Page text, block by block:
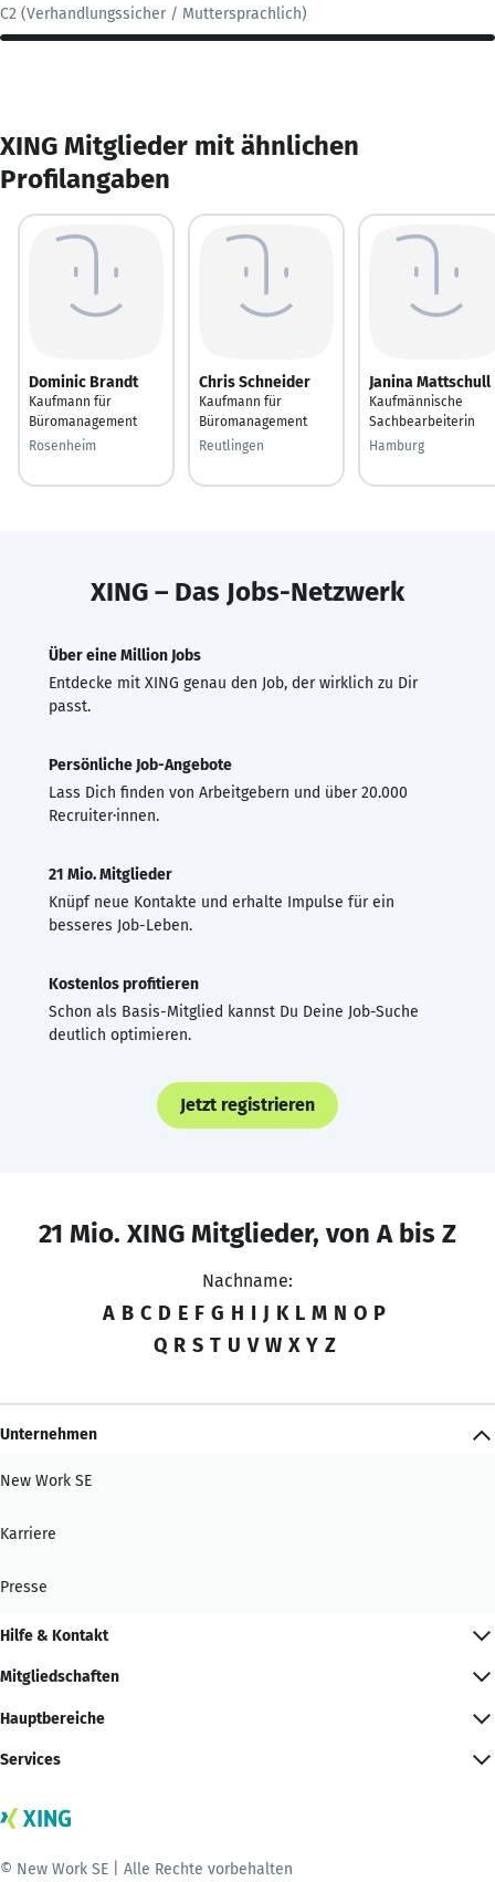
C2 (Verhandlungssicher / Muttersprachlich)
XING Mitglieder mit ähnlichen
Profilangaben
Dominic Brandt
Kaufmann für
Büromanagement
Rosenheim
Chris Schneider
Kaufmann für
Büromanagement
Reutlingen
Janina Mattschull
Kaufmännische
Sachbearbeiterin
Hamburg
XING – Das Jobs-Netzwerk
Über eine Million Jobs
Entdecke mit XING genau den Job, der wirklich zu Dir
passt.
Persönliche Job-Angebote
Lass Dich finden von Arbeitgebern und über 20.000
Recruiter·innen.
21 Mio. Mitglieder
Knüpf neue Kontakte und erhalte Impulse für ein
besseres Job-Leben.
Kostenlos profitieren
Schon als Basis-Mitglied kannst Du Deine Job-Suche
deutlich optimieren.
Jetzt registrieren
21 Mio. XING Mitglieder, von A bis Z
Nachname:
A B C D E F G H I J K L M N O P
Q R S T U V W X Y Z
Unternehmen
New Work SE
Karriere
Presse
Hilfe & Kontakt
Mitgliedschaften
Hauptbereiche
Services
© New Work SE | Alle Rechte vorbehalten